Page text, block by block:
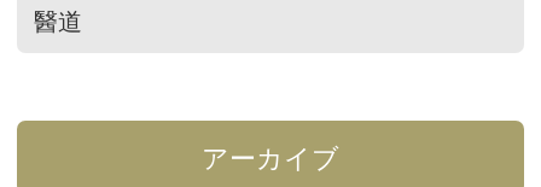
醫道
アーカイブ